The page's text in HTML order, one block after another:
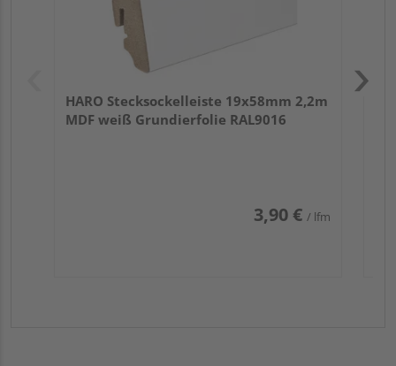
HARO Stecksockelleiste 19x58mm 2,2m
MDF weiß Grundierfolie RAL9016
3,90 € / lfm